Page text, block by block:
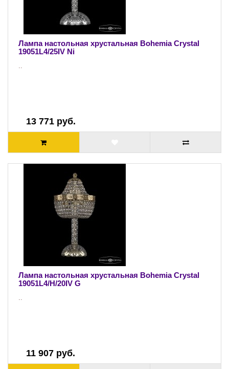
Лампа настольная хрустальная Bohemia Crystal
19051L4/25IV Ni
..
13 771 руб.
Лампа настольная хрустальная Bohemia Crystal
19051L4/H/20IV G
..
11 907 руб.